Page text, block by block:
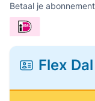
Betaal je
Flex